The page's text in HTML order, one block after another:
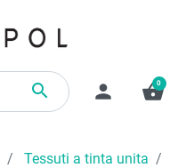
 person shopping_basket
0
Tessuti a tinta unita